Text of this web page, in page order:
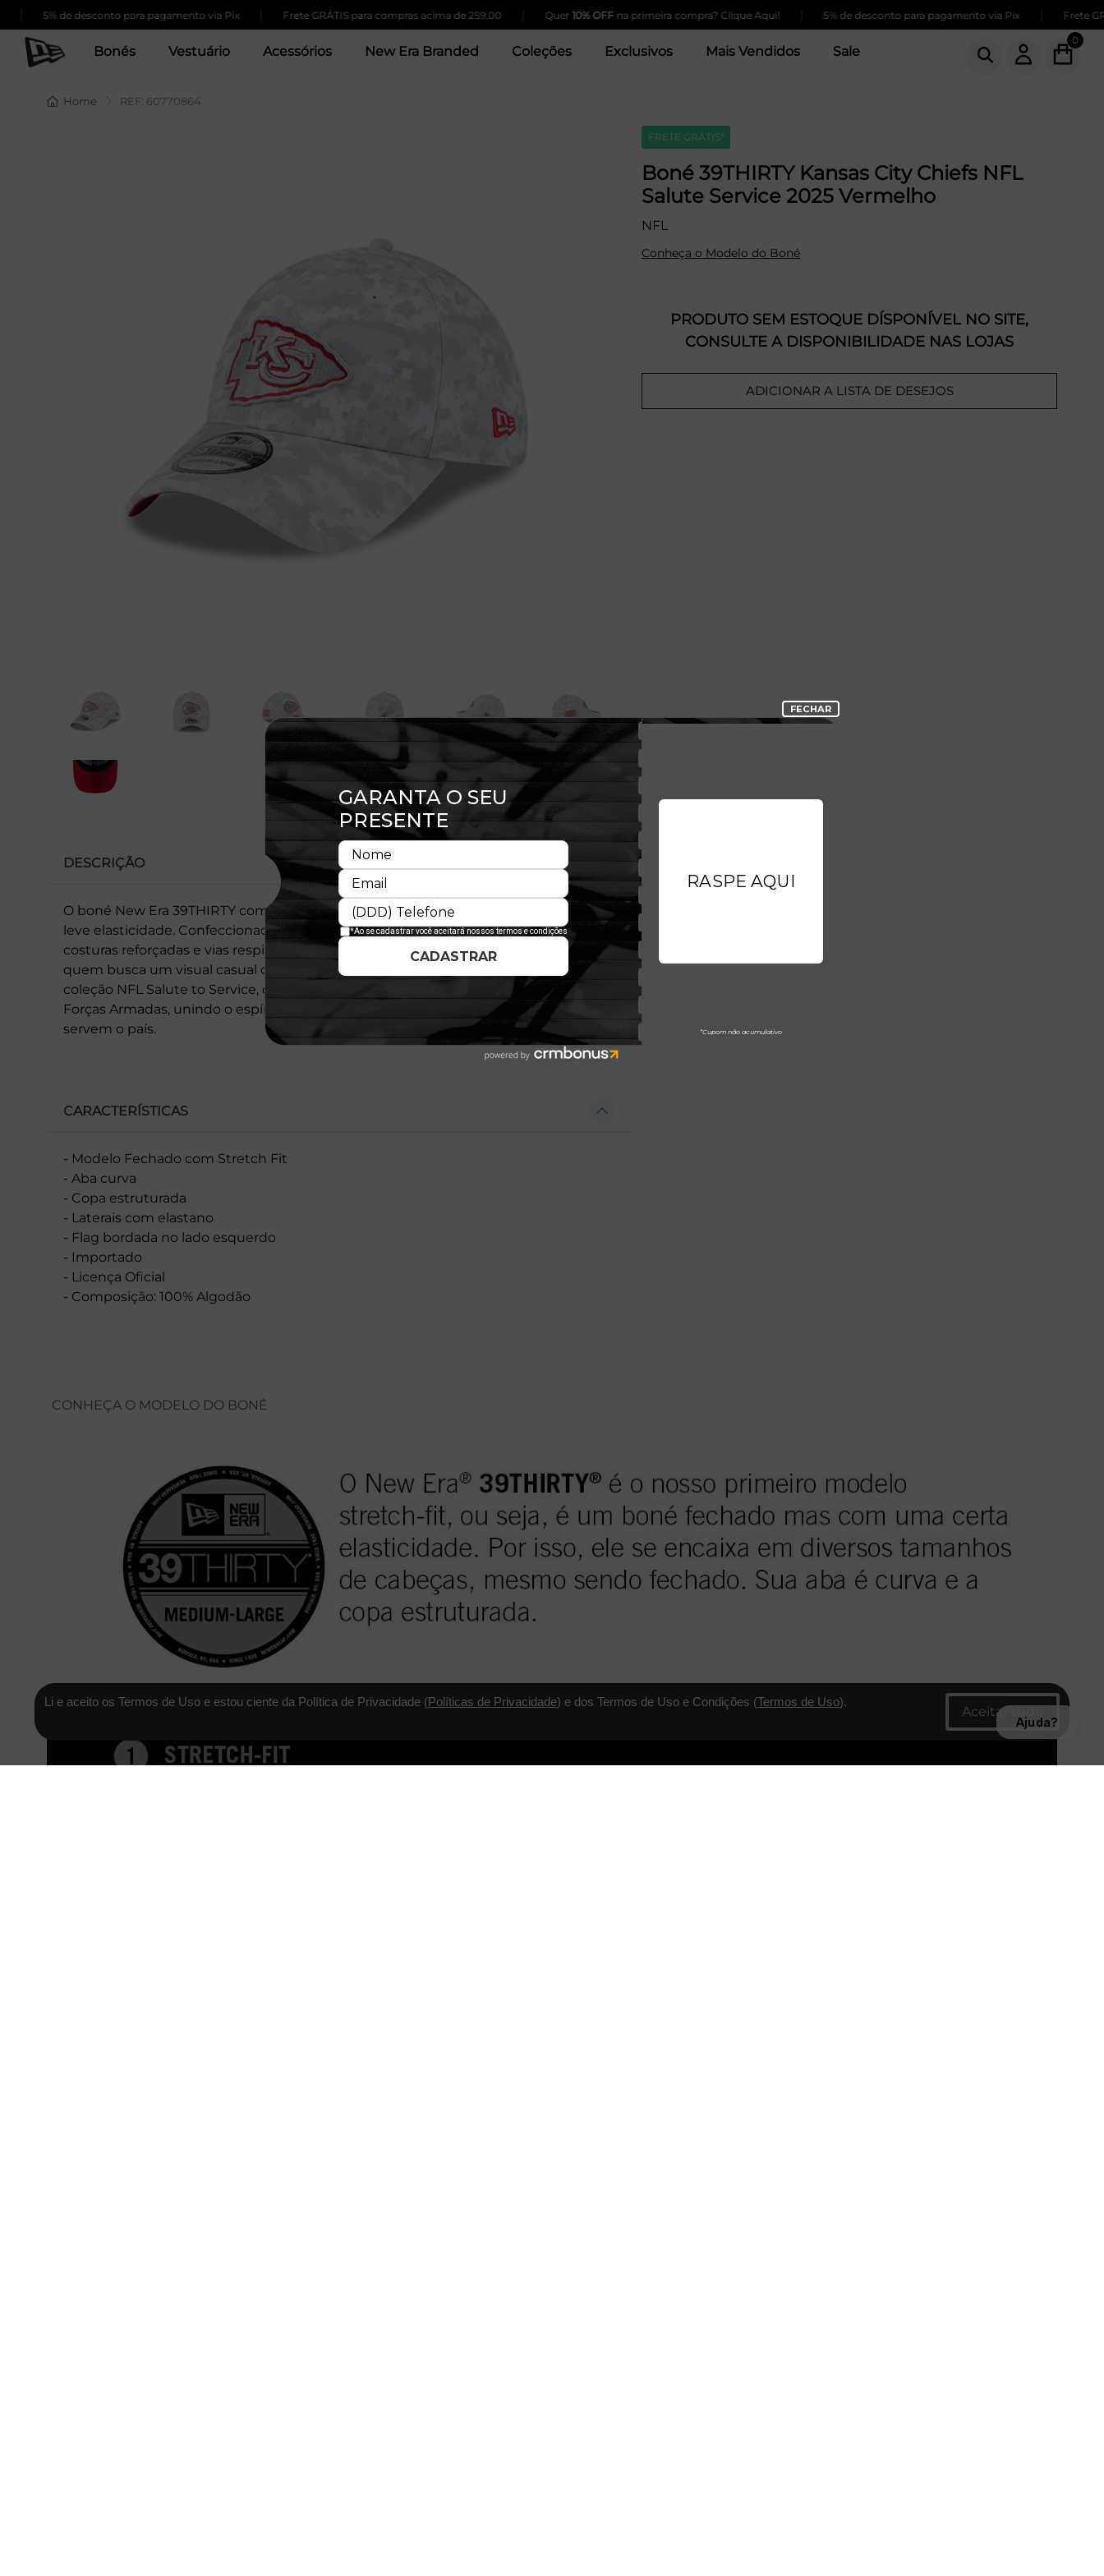
5% de desconto para pagamento via Pix | Frete GRÁTIS para compras acima de 259,00 | 10% OFFna primeira compra? Clique Aqui! | 5% de desconto para pagamento via Pix | Frete
Bonés Vestuário Acessórios New Era Branded Coleções Exclusivos Mais Vendidos Sale
0
Home REF: 60770864
DESCRIÇÃO
O boné New Era 39THIRTY combina conforto e estilo em um design ajustado com
leve elasticidade. Confeccionado em tecido macio e resistente, possui aba curvada,
costuras reforçadas e vias respiráveis que garantem frescor durante o uso. Ideal para
quem busca um visual casual com atitude e ajuste perfeito. Esta edição faz parte da
coleção NFL Salute to Service, que homenageia e apoia os militares e veteranos das
Forças Armadas, unindo o espírito do futebol americano à gratidão por aqueles que
servem o país.
CARACTERÍSTICAS
- Modelo Fechado com Stretch Fit
- Aba curva
- Copa estruturada
- Laterais com elastano
- Flag bordada no lado esquerdo
- Importado
- Licença Oficial
- Composição: 100% Algodão
FRETE GRÁTIS*
Boné 39THIRTY Kansas City Chiefs NFL
Salute Service 2025 Vermelho
NFL
Conheça o Modelo do Boné
PRODUTO SEM ESTOQUE DÍSPONÍVEL NO SITE,
CONSULTE A DISPONIBILIDADE NAS LOJAS
ADICIONAR A LISTA DE DESEJOS
CONHEÇA O MODELO DO BONÉ
Li e aceito os Termos de Uso e estou ciente da Política de Privacidade (Políticas de Privacidade) e dos Termos de Uso e Condições (Termos de Uso).
Ajuda?